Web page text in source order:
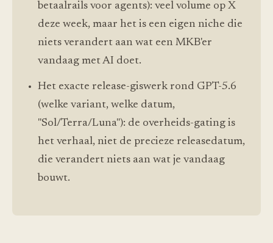
betaalrails voor agents): veel volume op X
deze week, maar het is een eigen niche die
niets verandert aan wat een MKB'er
vandaag met AI doet.
Het exacte release-giswerk rond GPT-5.6
(welke variant, welke datum,
"Sol/Terra/Luna"): de overheids-gating is
het verhaal, niet de precieze releasedatum,
die verandert niets aan wat je vandaag
bouwt.